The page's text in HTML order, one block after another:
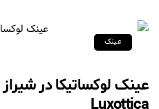
عینک
عینک لوکساتیکا در